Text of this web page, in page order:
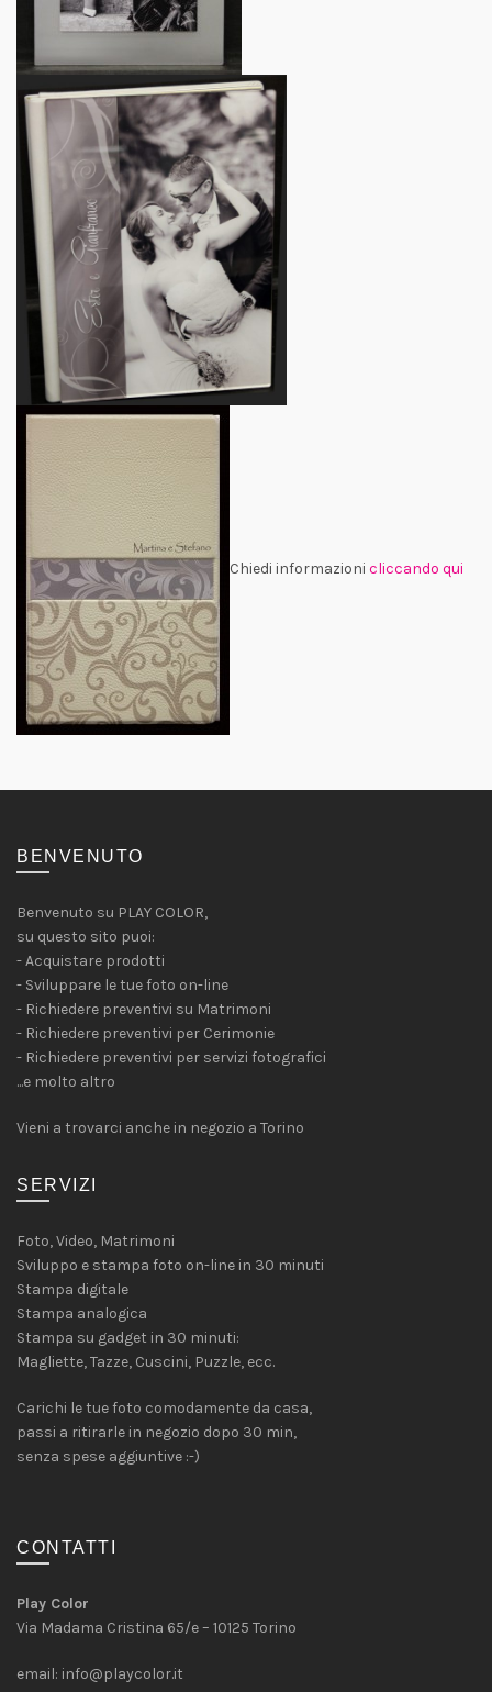
Chiedi informazioni cliccando qui
BENVENUTO
Benvenuto su PLAY COLOR,
su questo sito puoi:
- Acquistare prodotti
- Sviluppare le tue foto on-line
- Richiedere preventivi su Matrimoni
- Richiedere preventivi per Cerimonie
- Richiedere preventivi per servizi fotografici
...e molto altro
Vieni a trovarci anche in negozio a Torino
SERVIZI
Foto, Video, Matrimoni
Sviluppo e stampa foto on-line in 30 minuti
Stampa digitale
Stampa analogica
Stampa su gadget in 30 minuti:
Magliette, Tazze, Cuscini, Puzzle, ecc.
Carichi le tue foto comodamente da casa,
passi a ritirarle in negozio dopo 30 min,
senza spese aggiuntive :-)
CONTATTI
Play Color
Via Madama Cristina 65/e – 10125 Torino
email: info@playcolor.it